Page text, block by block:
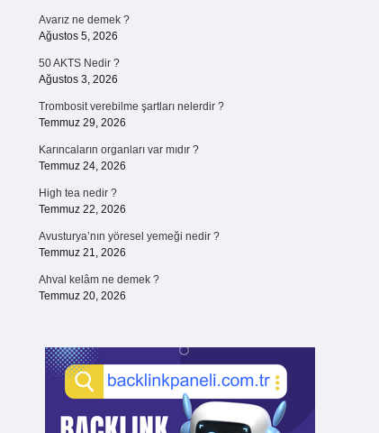
Avarız ne demek ?
Ağustos 5, 2026
50 AKTS Nedir ?
Ağustos 3, 2026
Trombosit verebilme şartları nelerdir ?
Temmuz 29, 2026
Karıncaların organları var mıdır ?
Temmuz 24, 2026
High tea nedir ?
Temmuz 22, 2026
Avusturya’nın yöresel yemeği nedir ?
Temmuz 21, 2026
Ahval kelâm ne demek ?
Temmuz 20, 2026